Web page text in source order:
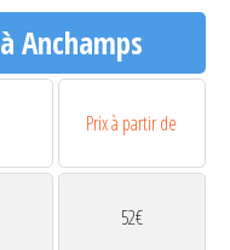
Anchamps
Prix à partir de
52€